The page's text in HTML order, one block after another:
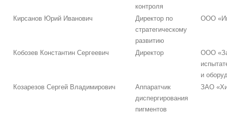
контроля
Кирсанов Юрий Иванович
Директор по
стратегическому
развитию
ООО
Кобозев Константин Сергеевич Директор
ООО
и
Козарезов Сергей Владимирович
Аппаратчик
диспергирования
пигментов
ЗАО